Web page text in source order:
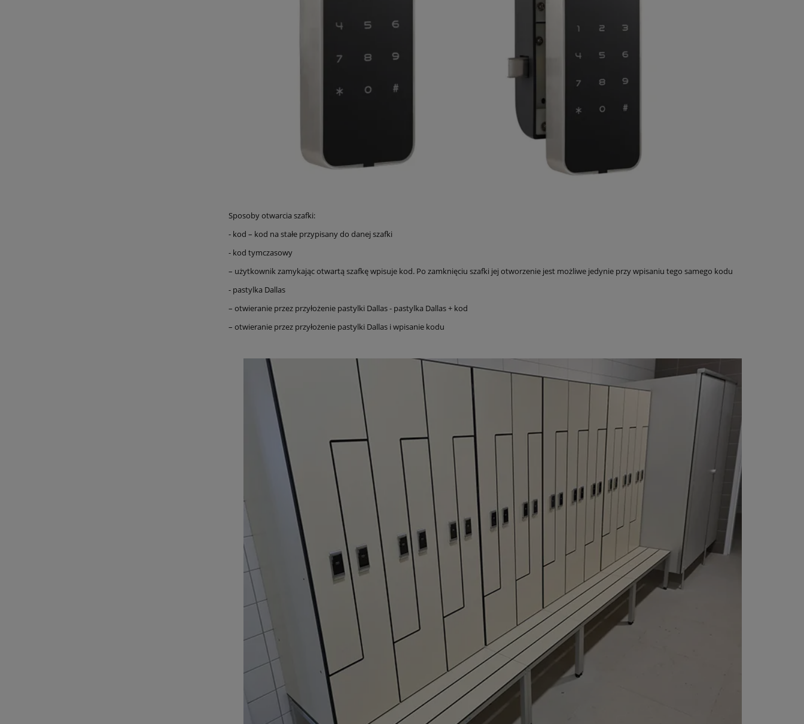
Sposoby otwarcia szafki:
- kod – kod na stałe przypisany do danej szafki
- kod tymczasowy
– użytkownik zamykając otwartą szafkę wpisuje kod. Po zamknięciu szafki jej otworzenie jest możliwe jedynie przy wpisaniu tego samego kodu
- pastylka Dallas
– otwieranie przez przyłożenie pastylki Dallas - pastylka Dallas + kod
– otwieranie przez przyłożenie pastylki Dallas i wpisanie kodu